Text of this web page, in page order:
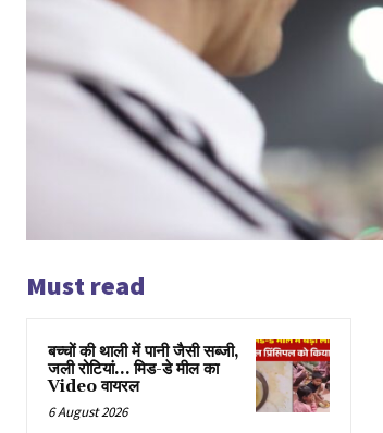
Must read
बच्चों की थाली में पानी जैसी सब्जी,
जली रोटियां… मिड-डे मील का
Video वायरल
6 August 2026